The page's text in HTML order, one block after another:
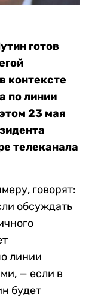
готов
контексте
по линии
23 мая
телеканала
говорят:
обсуждать
линии
— если в
будет